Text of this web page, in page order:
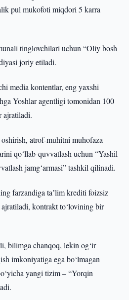
pul mukofoti miqdori 5 karra
tinglovchilari uchun “Oliy bosh
joriy etiladi.
media kontentlar, eng yaxshi
Yoshlar agentligi tomonidan 100
ajratiladi.
atrof-muhitni muhofaza
qo‘llab-quvvatlash uchun “Yashil
jamg‘armasi” tashkil qilinadi.
farzandiga taʼlim krediti foizsiz
kontrakt to‘lovining bir
bilimga chanqoq, lekin og‘ir
imkoniyatiga ega bo‘lmagan
yangi tizim – “Yorqin